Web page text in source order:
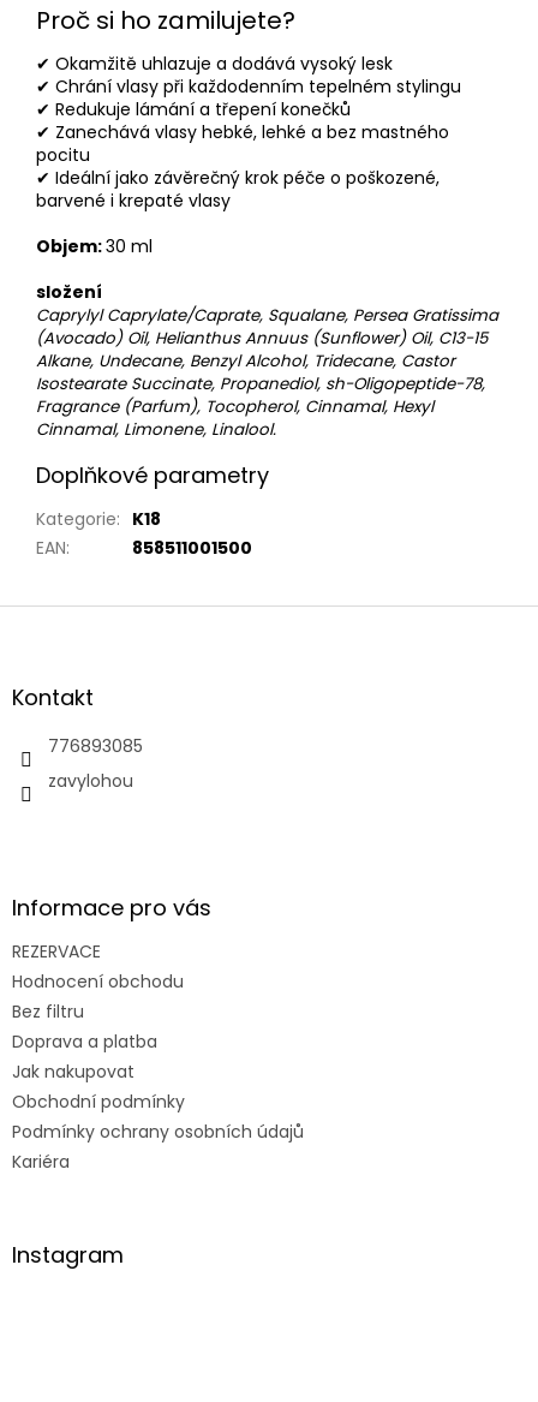
Proč si ho zamilujete?
✔ Okamžitě uhlazuje a dodává vysoký lesk
✔ Chrání vlasy při každodenním tepelném stylingu
✔ Redukuje lámání a třepení konečků
✔ Zanechává vlasy hebké, lehké a bez mastného
pocitu
✔ Ideální jako závěrečný krok péče o poškozené,
barvené i krepaté vlasy
Objem:30 ml
složení
Caprylyl Caprylate/Caprate, Squalane, Persea Gratissima
(Avocado) Oil, Helianthus Annuus (Sunflower) Oil, C13-15
Alkane, Undecane, Benzyl Alcohol, Tridecane, Castor
Isostearate Succinate, Propanediol, sh-Oligopeptide-78,
Fragrance (Parfum), Tocopherol, Cinnamal, Hexyl
Cinnamal, Limonene, Linalool.
Doplňkové parametry
Kategorie: K18
EAN: 858511001500
Z
aKontakt
776893085
zavylohou
Informace pro vás
REZERVACE
Hodnocení obchodu
Bez filtru
Doprava a platba
Jak nakupovat
Obchodní podmínky
Podmínky ochrany osobních údajů
Kariéra
Instagram